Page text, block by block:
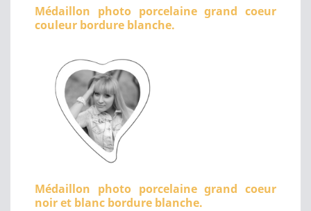
Médaillon photo porcelaine grand coeur
couleur bordure blanche.
Médaillon photo porcelaine grand coeur
noir et blanc bordure blanche.